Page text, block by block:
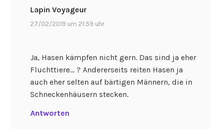
Lapin Voyageur
27/02/2019 um 21:59 uhr
Ja, Hasen kämpfen nicht gern. Das sind ja eher
Fluchttiere… ? Andererseits reiten Hasen ja
auch eher selten auf bärtigen Männern, die in
Schneckenhäusern stecken.
Antworten